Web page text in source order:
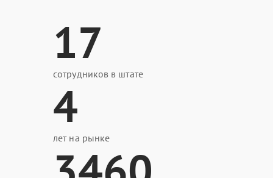
17
сотрудников в штате
4
лет на рынке